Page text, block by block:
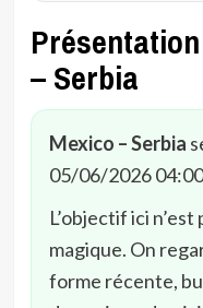
– Serbia
Mexico – Serbia
05/06/2026
L’objectif ici
magique. On
forme récente,